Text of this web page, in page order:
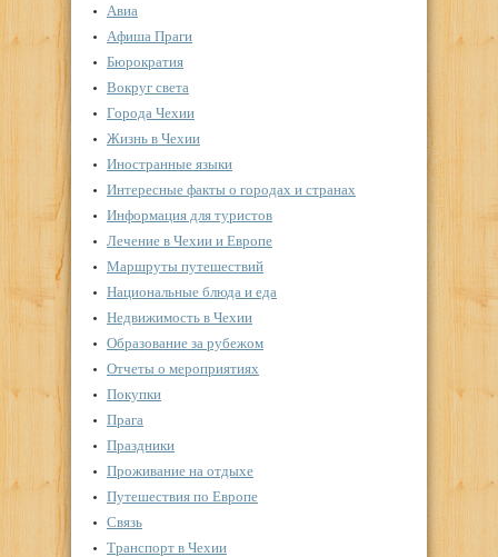
Авиа
Афиша Праги
Бюрократия
Вокруг света
Города Чехии
Жизнь в Чехии
Иностранные языки
Интересные факты о городах и странах
Информация для туристов
Лечение в Чехии и Европе
Маршруты путешествий
Национальные блюда и еда
Недвижимость в Чехии
Образование за рубежом
Отчеты о мероприятиях
Покупки
Прага
Праздники
Проживание на отдыхе
Путешествия по Европе
Связь
Транспорт в Чехии